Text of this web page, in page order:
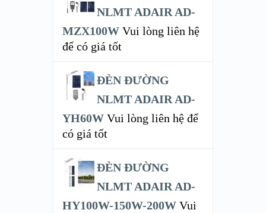
NLMT ADAIR AD-
MZX100W Vui lòng liên hệ
để có giá tốt
ĐÈN ĐƯỜNG
NLMT ADAIR AD-
YH60W Vui lòng liên hệ để
có giá tốt
ĐÈN ĐƯỜNG
NLMT ADAIR AD-
HY100W-150W-200W Vui